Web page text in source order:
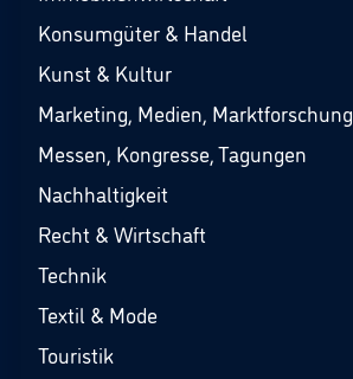
Konsumgüter & Handel
Kunst & Kultur
Marketing, Medien, Marktforschung
Messen, Kongresse, Tagungen
Nachhaltigkeit
Recht & Wirtschaft
Technik
Textil & Mode
Touristik